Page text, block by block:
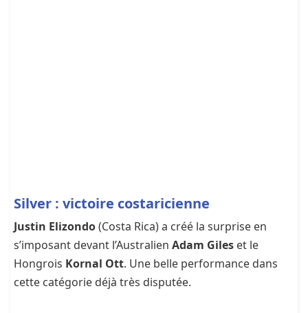
Silver : victoire costaricienne
Justin Elizondo(Costa Rica) a créé la surprise en
s’imposant devant l’Australien Adam Giles et le
Hongrois Kornal Ott. Une belle performance dans
cette catégorie déjà très disputée.